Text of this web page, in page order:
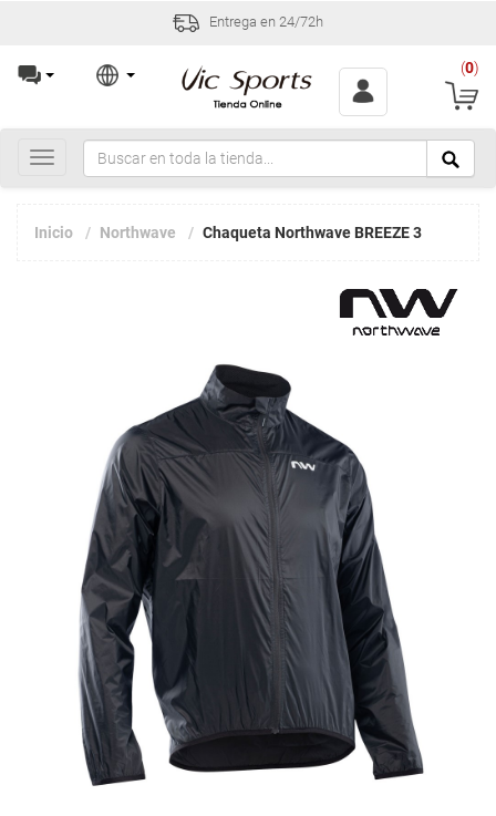
Entrega en 24/72h
(0)
Toggle
navigation
Inicio Northwave Chaqueta Northwave BREEZE 3